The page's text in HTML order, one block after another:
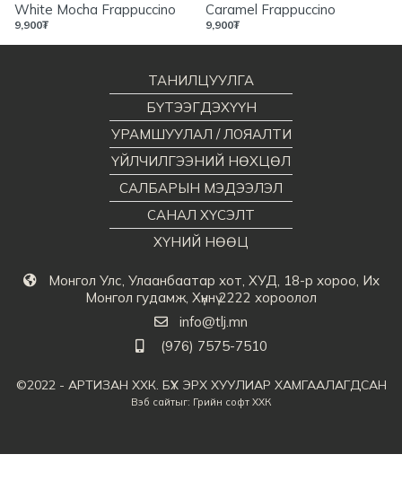
White Mocha Frappuccino
9,900₮
Caramel Frappuccino
9,900₮
Монгол Улс, Улаанбаатар хот, ХУД, 18-р хороо, Их
Монгол гудамж, Хүннү 2222 хороолол
info@tlj.mn
(976) 7575-7510
ТАНИЛЦУУЛГА
БҮТЭЭГДЭХҮҮН
УРАМШУУЛАЛ / ЛОЯАЛТИ
ҮЙЛЧИЛГЭЭНИЙ НӨХЦӨЛ
САЛБАРЫН МЭДЭЭЛЭЛ
САНАЛ ХҮСЭЛТ
ХҮНИЙ НӨӨЦ
©2022 - АРТИЗАН ХХК. БҮХ ЭРХ ХУУЛИАР ХАМГААЛАГДСАН
Вэб сайтыг: Грийн софт ХХК